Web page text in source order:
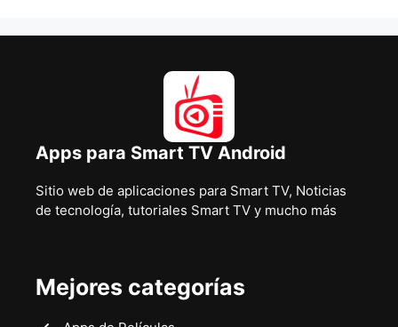
Apps para Smart TV Android
Sitio web de aplicaciones para Smart TV, Noticias
de tecnología, tutoriales Smart TV y mucho más
Mejores categorías